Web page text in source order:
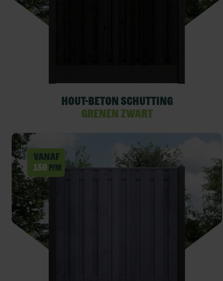
Hout-beton schutting
Grenen Zwart
Vanaf
150 p/m